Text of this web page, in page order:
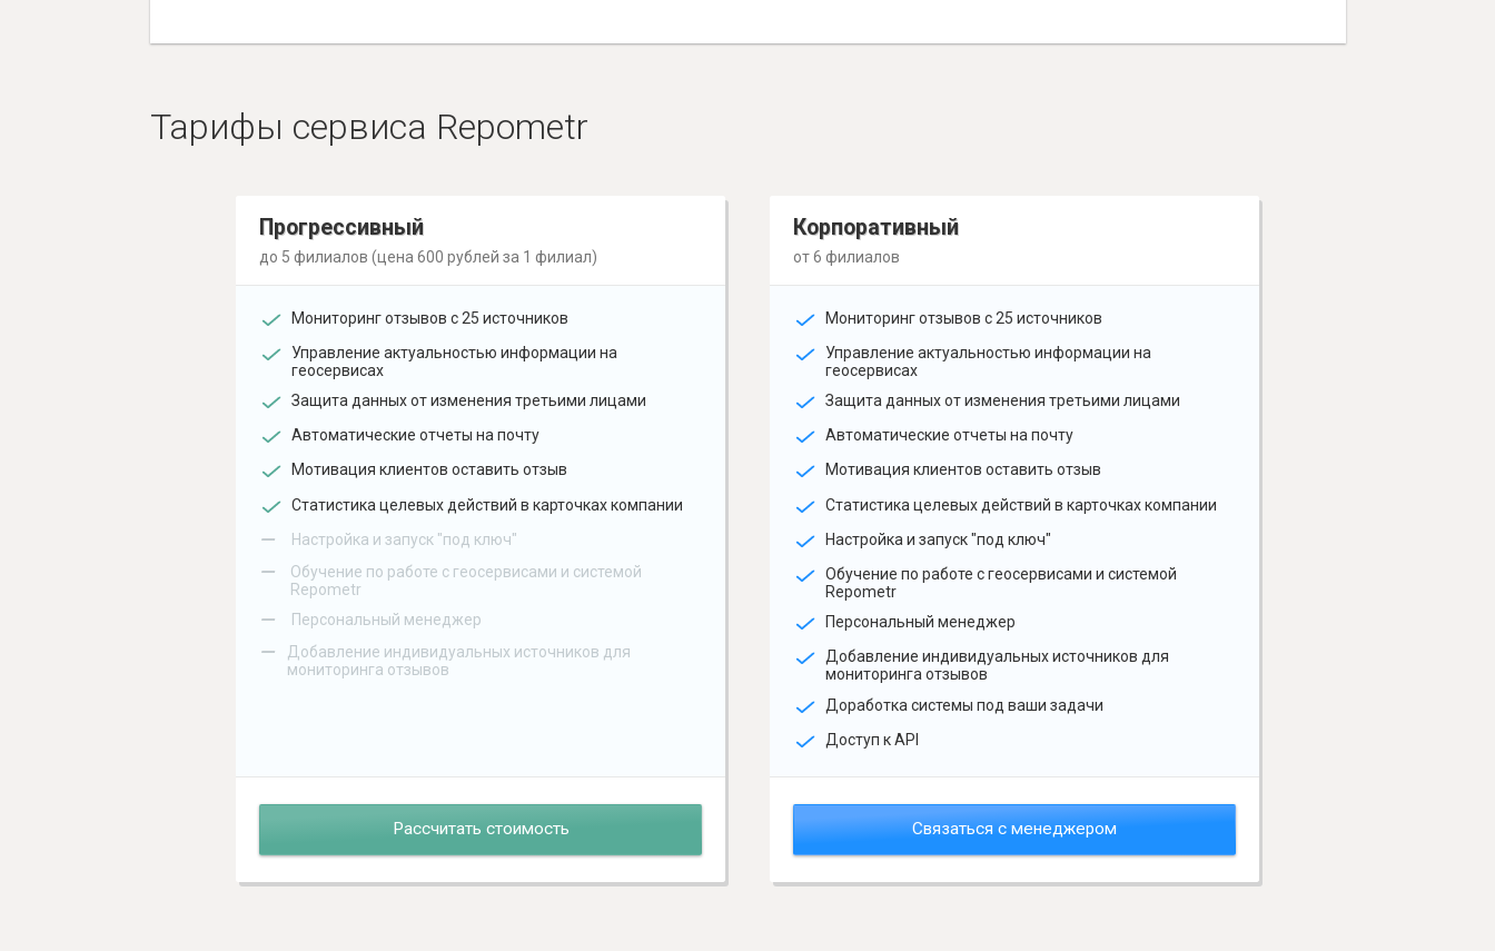
Тарифы сервиса Repometr
Прогрессивный
до 5 филиалов (цена 600 рублей за 1 филиал)
Мониторинг отзывов с 25 источников
Управление актуальностью информации на
геосервисах
Защита данных от изменения третьими лицами
Автоматические отчеты на почту
Мотивация клиентов оставить отзыв
Статистика целевых действий в карточках компании
– Настройка и запуск "под ключ"
–
Обучение по работе с геосервисами и системой
Repometr
– Персональный менеджер
–
Добавление индивидуальных источников для
мониторинга отзывов
Рассчитать стоимость
Корпоративный
от 6 филиалов
Мониторинг отзывов с 25 источников
Управление актуальностью информации на
геосервисах
Защита данных от изменения третьими лицами
Автоматические отчеты на почту
Мотивация клиентов оставить отзыв
Статистика целевых действий в карточках компании
Настройка и запуск "под ключ"
Обучение по работе с геосервисами и системой
Repometr
Персональный менеджер
Добавление индивидуальных источников для
мониторинга отзывов
Доработка системы под ваши задачи
Доступ к API
Связаться с менеджером